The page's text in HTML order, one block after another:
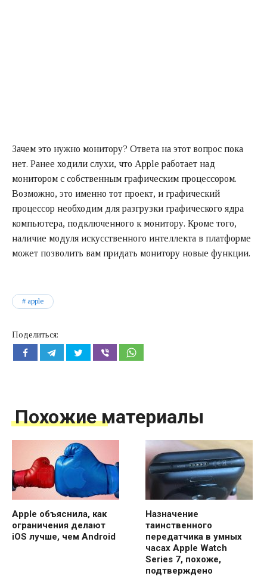
Зачем это нужно монитору? Ответа на этот вопрос пока
нет. Ранее ходили слухи, что Apple работает над
монитором с собственным графическим процессором.
Возможно, это именно тот проект, и графический
процессор необходим для разгрузки графического ядра
компьютера, подключенного к монитору. Кроме того,
наличие модуля искусственного интеллекта в платформе
может позволить вам придать монитору новые функции.
apple
Поделиться:
Похожие материалы
Apple объяснила, как
ограничения делают
iOS лучше, чем Android
Назначение
таинственного
передатчика в умных
часах Apple Watch
Series 7, похоже,
подтверждено